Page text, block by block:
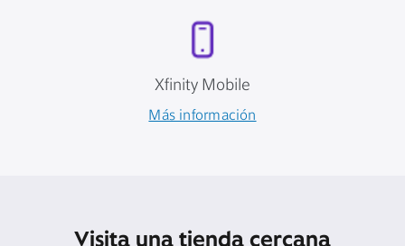
Xfinity Mobile
Más información
Visita una tienda cercana